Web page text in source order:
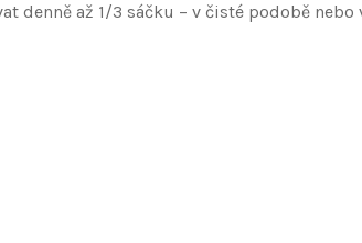
denně až 1/3 sáčku – v čisté podobě